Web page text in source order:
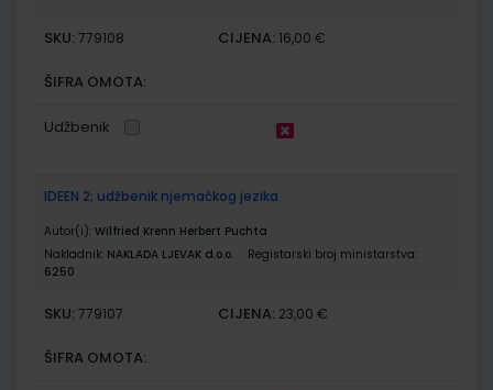
SKU: 779108 CIJENA: 16,00 €
ŠIFRA OMOTA:
Udžbenik
IDEEN 2; udžbenik njemačkog jezika
Autor(i): Wilfried Krenn Herbert Puchta
Nakladnik: NAKLADA LJEVAK d.o.o.
Registarski broj ministarstva:
6250
SKU: 779107 CIJENA: 23,00 €
ŠIFRA OMOTA: